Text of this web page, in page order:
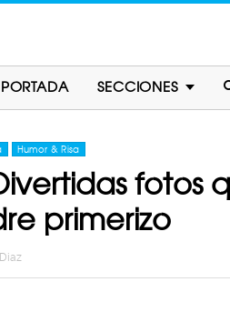
PORTADA SECCIONES
Humor & Risa
fotos
primerizo